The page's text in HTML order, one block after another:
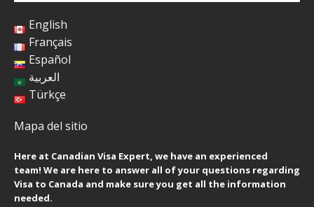
English
Français
Español
العربية
Türkçe
Mapa del sitio
Here at Canadian Visa Expert, we have an experienced
team! We are here to answer all of your questions regarding
Visa to Canada and make sure you get all the information
needed.